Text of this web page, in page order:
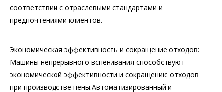
соответствии с отраслевыми стандартами и
предпочтениями клиентов.
Экономическая эффективность и сокращение отходов:
Машины непрерывного вспенивания способствуют
экономической эффективности и сокращению отходов
при производстве пены.Автоматизированный и